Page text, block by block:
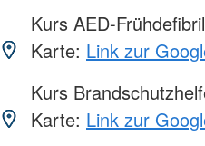
Kurs AED-
Karte: Link zur
Kurs
Karte: Link zur